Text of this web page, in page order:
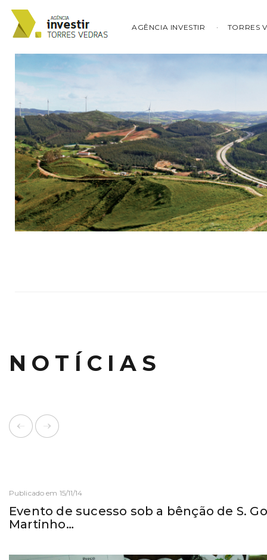
AGÊNCIA INVESTIR TORRES
NOTÍCIAS
Publicado em 15/11/14
Evento de sucesso sob a bênção de S.
Martinho…